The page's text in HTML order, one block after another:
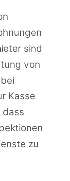
sind
von
Kasse
dass
zu